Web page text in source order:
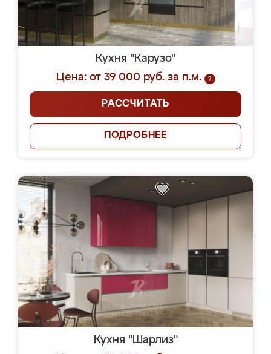
Кухня "Карузо"
Цена: от 39 000 руб. за п.м.
?
РАССЧИТАТЬ
ПОДРОБНЕЕ
Кухня "Шарлиз"